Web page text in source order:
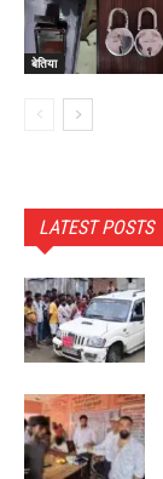
बेतिया
LATEST POSTS